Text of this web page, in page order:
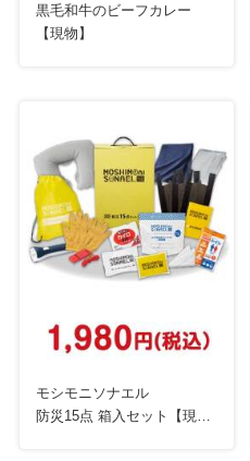
黒毛和牛のビーフカレー
【現物】
モシモニソナエル
防災15点 箱入セット【現